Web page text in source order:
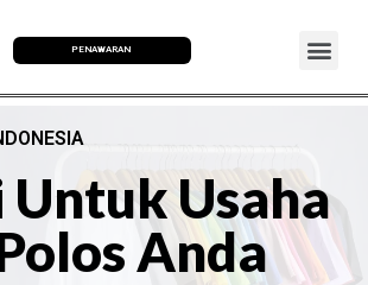
PENAWARAN
Untuk Usaha
Anda